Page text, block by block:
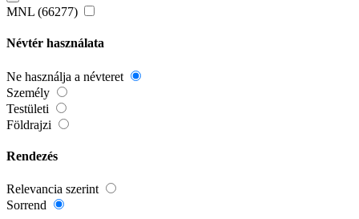
MNL (66277)
Névtér használata
Ne használja a névteret
Személy
Testületi
Földrajzi
Rendezés
Relevancia szerint
Sorrend